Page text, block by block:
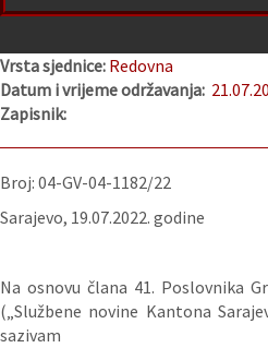
Vrsta sjednice: Redovna
Datum i vrijeme održavanja:
Zapisnik:
Broj: 04-GV-04-1182/22
Sarajevo, 19.07.2022. godine
Na osnovu člana 41. Poslovnika
(„Službene novine Kantona
sazivam